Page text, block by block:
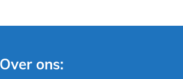
Over ons: